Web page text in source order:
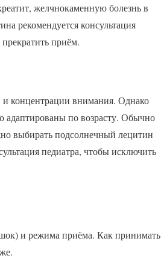
желчнокаменную болезнь в
рекомендуется консультация
приём.
и концентрации внимания. Однако
адаптированы по возрасту. Обычно
выбирать подсолнечный лецитин
педиатра, чтобы исключить
и режима приёма. Как принимать